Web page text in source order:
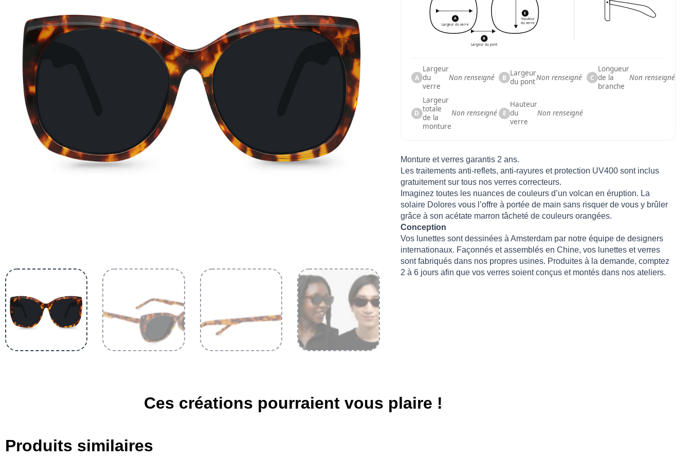
A
Largeur du verre
B
Largeur du pont
E
Hauteur
du verre
A
Largeur
du
verre
Non renseigné B Largeur
du pontNon renseigné C
Longueur
de la
branche
Non renseigné
D
Largeur
totale
de la
monture
Non renseigné E
Hauteur
du
verre
Non renseigné
Monture et verres garantis 2 ans.
Les traitements anti-reflets, anti-rayures et protection UV400 sont inclus
gratuitement sur tous nos verres correcteurs.
Imaginez toutes les nuances de couleurs d’un volcan en éruption. La
solaire Dolores vous l’offre à portée de main sans risquer de vous y brûler
grâce à son acétate marron tâcheté de couleurs orangées.
Conception
Vos lunettes sont dessinées à Amsterdam par notre équipe de designers
internationaux. Façonnés et assemblés en Chine, vos lunettes et verres
sont fabriqués dans nos propres usines. Produites à la demande, comptez
2 à 6 jours afin que vos verres soient conçus et montés dans nos ateliers.
Ces créations pourraient vous plaire !
Produits similaires